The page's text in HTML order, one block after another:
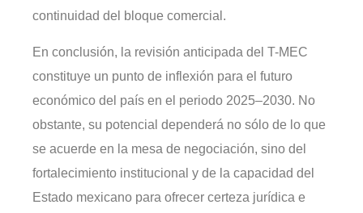
continuidad del bloque comercial.
En conclusión, la revisión anticipada del T-MEC
constituye un punto de inflexión para el futuro
económico del país en el periodo 2025–2030. No
obstante, su potencial dependerá no sólo de lo que
se acuerde en la mesa de negociación, sino del
fortalecimiento institucional y de la capacidad del
Estado mexicano para ofrecer certeza jurídica e